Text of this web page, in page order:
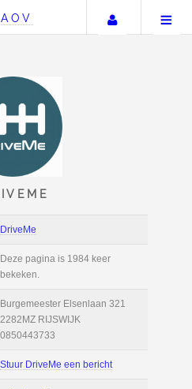
AOV Uw
DRIVEME
DriveMe
Deze pagina is 1984
bekeken.